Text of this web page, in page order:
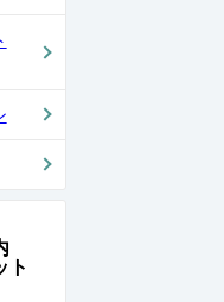
ト